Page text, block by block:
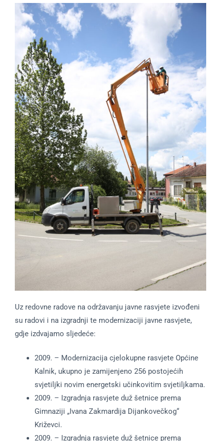
Uz redovne radove na održavanju javne rasvjete izvođeni
su radovi i na izgradnji te modernizaciji javne rasvjete,
gdje izdvajamo sljedeće:
2009. – Modernizacija cjelokupne rasvjete Općine
Kalnik, ukupno je zamijenjeno 256 postojećih
svjetiljki novim energetski učinkovitim svjetiljkama.
2009. – Izgradnja rasvjete duž šetnice prema
Gimnaziji „Ivana Zakmardija Dijankovečkog“
Križevci.
2009. – Izgradnja rasvjete duž šetnice prema